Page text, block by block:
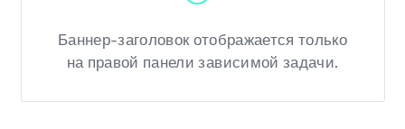
Баннер-заголовок отображается только
на правой панели зависимой задачи.